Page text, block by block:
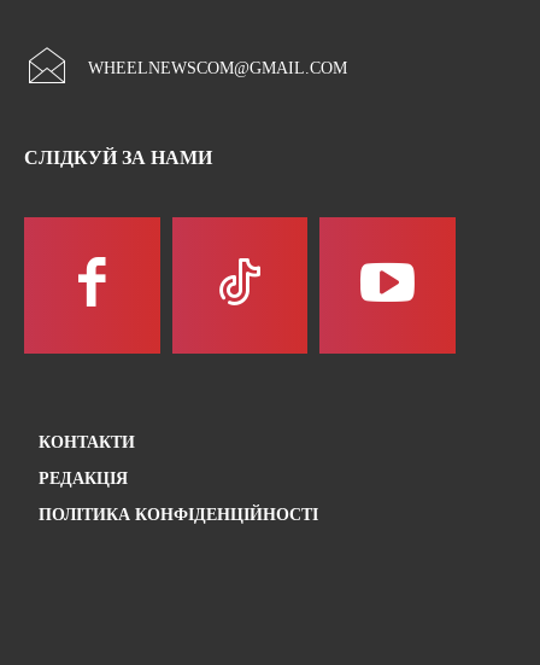
WHEELNEWSCOM@GMAIL.COM
СЛІДКУЙ ЗА НАМИ
КОНТАКТИ
РЕДАКЦІЯ
ПОЛІТИКА КОНФІДЕНЦІЙНОСТІ